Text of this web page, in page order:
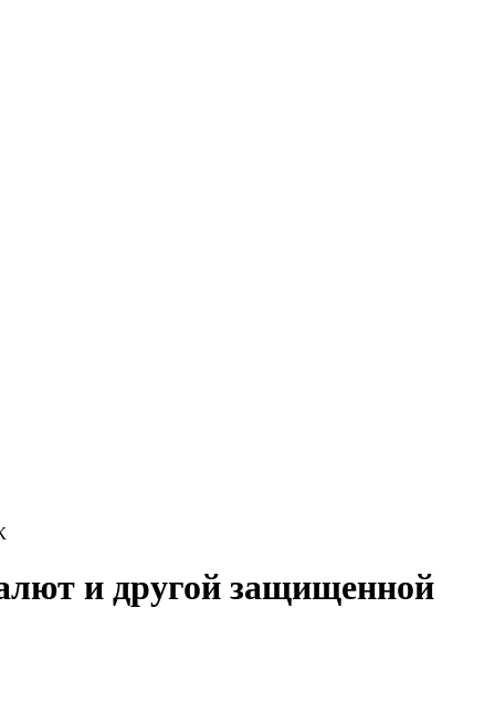
и другой защищенной